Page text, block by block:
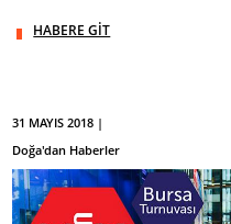
HABERE GİT
31 MAYIS 2018 |
Doğa'dan Haberler